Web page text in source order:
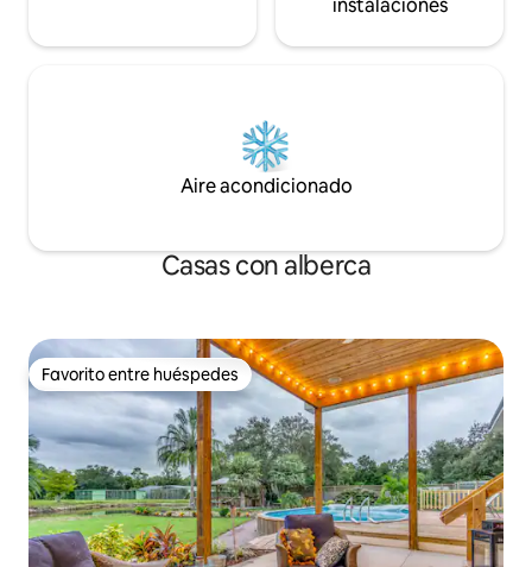
Aire acondicionado
Casas con alberca
Favorito entre huéspedes
Favorito entre huéspedes